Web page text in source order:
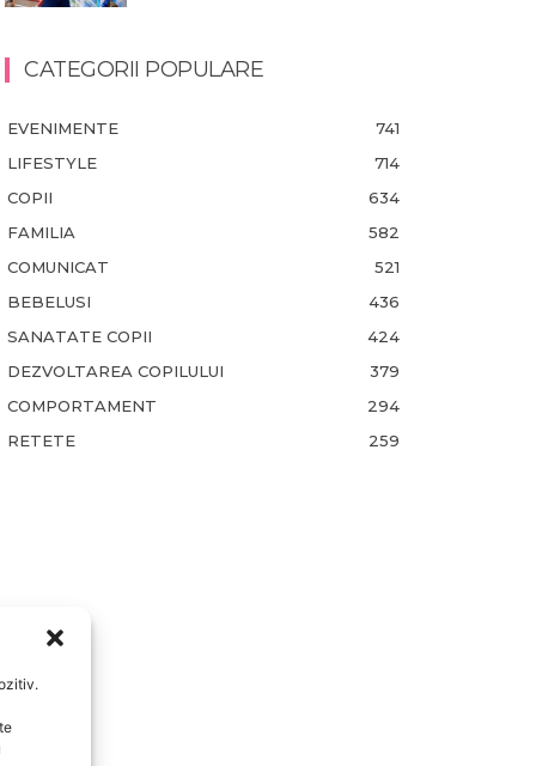
CATEGORII POPULARE
EVENIMENTE
741
LIFESTYLE
714
COPII
634
FAMILIA
582
COMUNICAT
521
BEBELUSI
436
SANATATE COPII
424
DEZVOLTAREA COPILULUI
379
COMPORTAMENT
294
RETETE
259